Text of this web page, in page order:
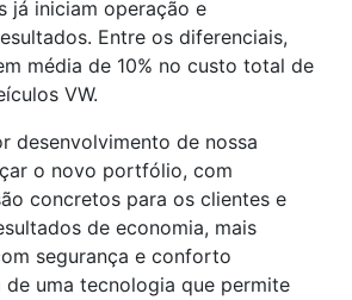
já iniciam operação e
Entre os diferenciais,
média de 10% no custo total de
VW.
desenvolvimento de nossa
o novo portfólio, com
concretos para os clientes e
de economia, mais
segurança e conforto
de uma tecnologia que permite